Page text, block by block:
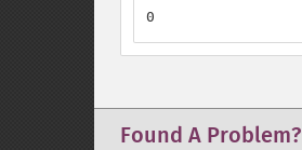
0
Found A Problem?